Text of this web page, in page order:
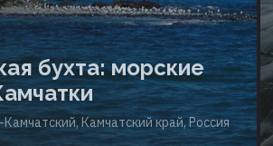
бухта: морские
Камчатский край, Россия